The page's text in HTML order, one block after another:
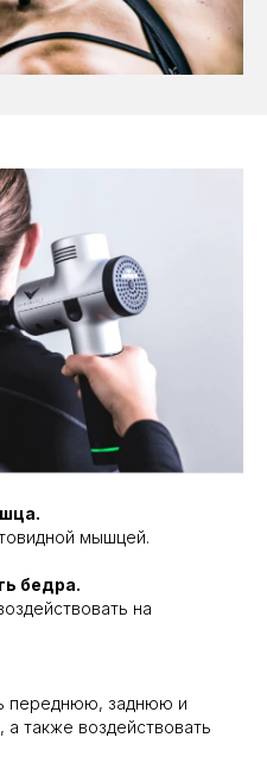
мышцей.
бедра.
на
переднюю, заднюю и
также воздействовать